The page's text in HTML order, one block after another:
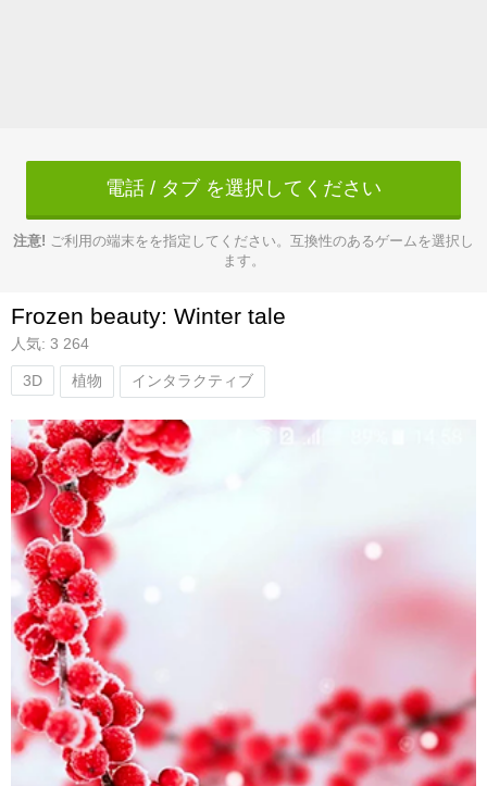
電話 / タブ を選択してください
注意! ご利用の端末をを指定してください。互換性のあるゲームを選択し
ます。
Frozen beauty: Winter tale
人気: 3 264
3D 植物 インタラクティブ